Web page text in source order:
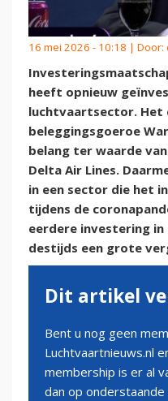
16 mei 2026 - 10:18 | Door:
heeft opnieuw
luchtvaartsector. Het
beleggingsgoeroe
belang ter waarde
Delta Air Lines.
in een sector die het
tijdens de
eerdere investering
destijds een grote
Dit artikel
Bent u nog geen
Luchtvaartnieuws.nl
membership is er al
dan op